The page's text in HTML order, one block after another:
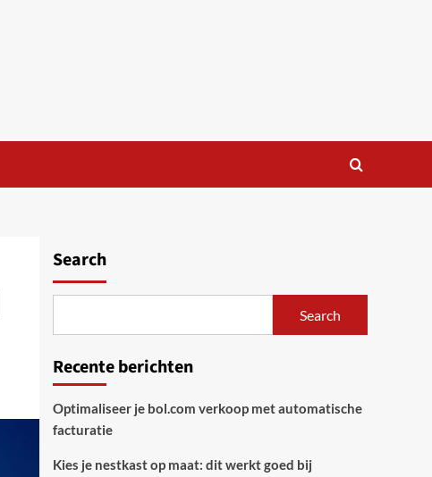
Search
Search
Recente berichten
Optimaliseer je bol.com verkoop met automatische
facturatie
Kies je nestkast op maat: dit werkt goed bij